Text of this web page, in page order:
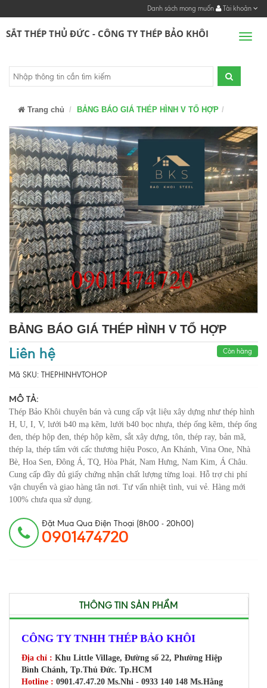
Danh sách mong muốn Tài khoản
SẮT THÉP THỦ ĐỨC - CÔNG TY THÉP BẢO KHÔI
Trang chủ BẢNG BÁO GIÁ THÉP HÌNH V TỔ HỢP
BẢNG BÁO GIÁ THÉP HÌNH V TỔ HỢP
Liên hệ Còn hàng
Mã SKU: THEPHINHVTOHOP
MÔ TẢ:
Thép Bảo Khôi chuyên bán và cung cấp vật liệu xây dựng như thép hình
H, U, I, V, lưới b40 mạ kẽm, lưới b40 bọc nhựa, thép ống kẽm, thép ống
đen, thép hộp đen, thép hộp kẽm, sắt xây dựng, tôn, thép ray, bản mã,
thép la, thép tấm với cấc thương hiệu Posco, An Khánh, Vina One, Nhà
Bè, Hoa Sen, Đông Á, TQ, Hòa Phát, Nam Hưng, Nam Kim, Á Châu.
Cung cấp đầy đủ giấy chứng nhận chất lượng từng loại. Hỗ trợ chi phí
vận chuyển và giao hàng tân nơi. Tư vấn nhiệt tình, vui vẻ. Hàng mới
100% chưa qua sử dụng.
Đặt Mua Qua Điện Thoại (8h00 - 20h00)
0901474720
THÔNG TIN SẢN PHẨM
CÔNG TY TNHH THÉP BẢO KHÔI
Địa chỉ : Khu Little Village, Đường số 22, Phường Hiệp
Bình Chánh, Tp.Thủ Đức. Tp.HCM
Hotline : 0901.47.47.20 Ms.Nhi - 0933 140 148 Ms.Hằng